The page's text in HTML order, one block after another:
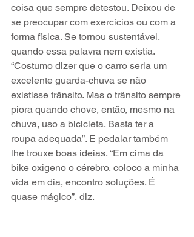
coisa que sempre detestou. Deixou de
se preocupar com exercícios ou com a
forma física. Se tornou sustentável,
quando essa palavra nem existia.
“Costumo dizer que o carro seria um
excelente guarda-chuva se não
existisse trânsito. Mas o trânsito sempre
piora quando chove, então, mesmo na
chuva, uso a bicicleta. Basta ter a
roupa adequada”. E pedalar também
lhe trouxe boas ideias. “Em cima da
bike oxigeno o cérebro, coloco a minha
vida em dia, encontro soluções. É
quase mágico”, diz.